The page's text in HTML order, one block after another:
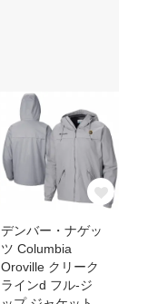
デンバー・ナゲッ
ツ Columbia
Oroville クリーク
ラインd フル-ジ